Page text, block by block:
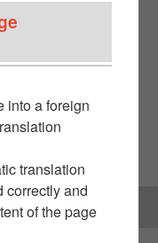
into a foreign
translation
correctly and
of the page